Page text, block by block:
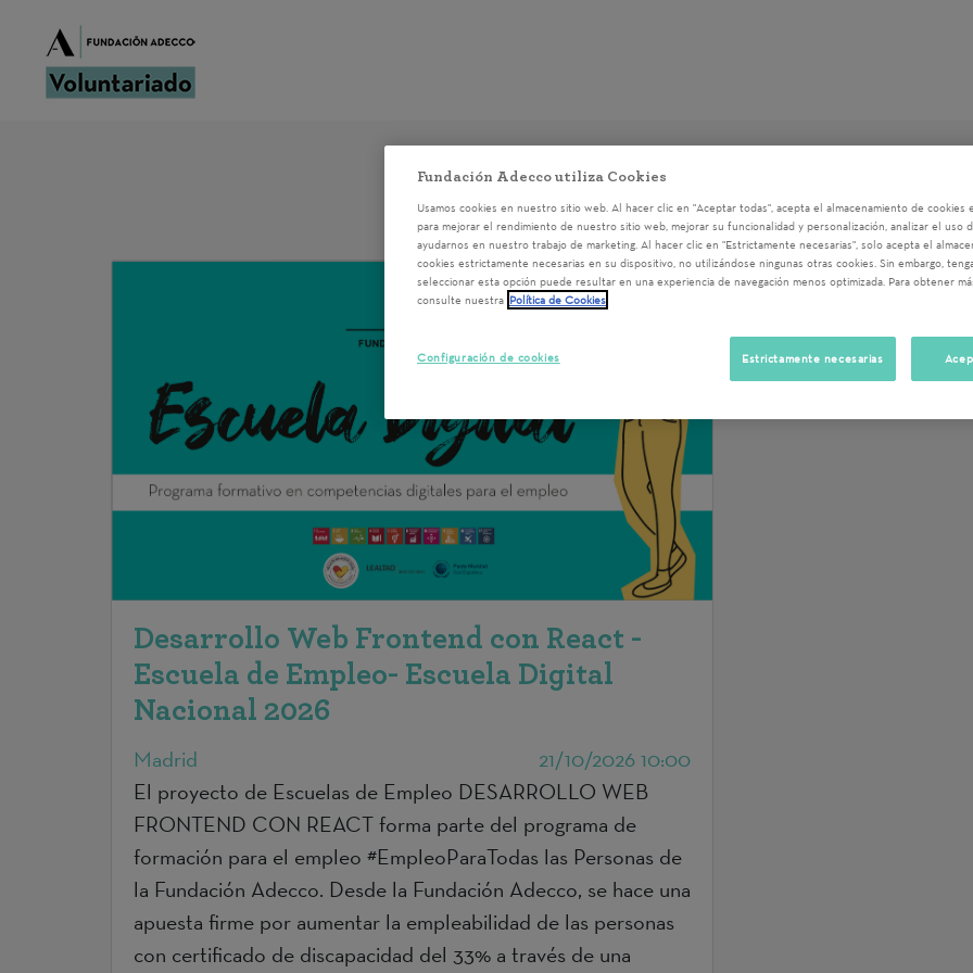
Voluntariados del 21/10/2026
Desarrollo Web Frontend con React -
Escuela de Empleo- Escuela Digital
Nacional 2026
Madrid
21/10/2026 10:00
El proyecto de Escuelas de Empleo DESARROLLO WEB
FRONTEND CON REACT forma parte del programa de
formación para el empleo #EmpleoParaTodas las Personas de
la Fundación Adecco. Desde la Fundación Adecco, se hace una
apuesta firme por aumentar la empleabilidad de las personas
con certificado de discapacidad del 33% a través de una
Fundación Adecco utiliza Cookies
Usamos cookies en nuestro sitio web. Al hacer clic en "Aceptar todas", acepta el almacenamiento de cookies
para mejorar el rendimiento de nuestro sitio web, mejorar su funcionalidad y personalización, analizar el uso
ayudarnos en nuestro trabajo de marketing. Al hacer clic en "Estrictamente necesarias", solo acepta el
cookies estrictamente necesarias en su dispositivo, no utilizándose ningunas otras cookies. Sin embargo,
seleccionar esta opción puede resultar en una experiencia de navegación menos optimizada. Para obtener
consulte nuestra Política de Cookies
Estrictamente necesarias
Configuración de cookies